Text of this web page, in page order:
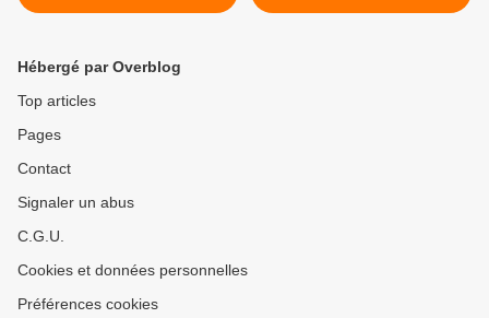
mail !
Hébergé par Overblog
Top articles
Pages
Contact
Signaler un abus
C.G.U.
Cookies et données personnelles
Préférences cookies